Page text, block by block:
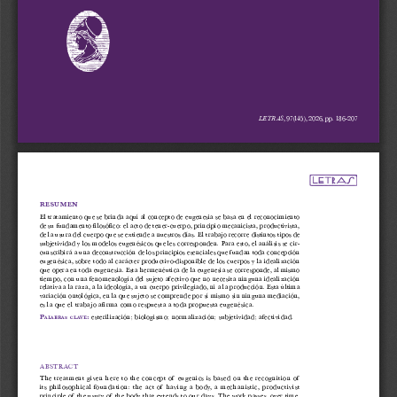
LETRAS, 97(145), 2026, pp. 186-207
RESUMEN
El tratamiento que se brinda aquí al concepto de eugenesia se basa en el reconocimiento
de su fundamento filosófico: el acto de tener-cuerpo, principio mecanicista, productivista,
de la usura del cuerpo que se extiende a nuestros días. El trabajo recorre distintos tipos de
subjetividad y los modelos eugenésicos que les corresponden. Para esto, el análisis se cir-
cunscribirá a una deconstrucción de los principios esenciales que fundan toda concepción
eugenésica, sobre todo al carácter productivo-disponible de los cuerpos y la idealización
que opera en toda eugenesia. Esta hermenéutica de la eugenesia se corresponde, al mismo
tiempo, con una fenomenología del sujeto afectivo que no necesita ninguna idealización
relativa a la raza, a la ideología, a un cuerpo privilegiado, ni a la producción. Esta última
variación ontológica, en la que sujeto se comprende por sí mismo sin ninguna mediación,
es la que el trabajo afirma como respuesta a toda propuesta eugenésica.
Palabras clave: esterilización; biologismo; normalización; subjetividad; afectividad.
A BSTR ACT
The treatment given here to the concept of  eugenics is based on the recognition of
its philosophical foundation: the act of  having a body, a mechanistic, productivist
principle of  the usury of  the body that extends to our days. The work passes, over time,